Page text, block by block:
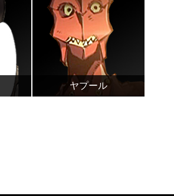
ヤプール